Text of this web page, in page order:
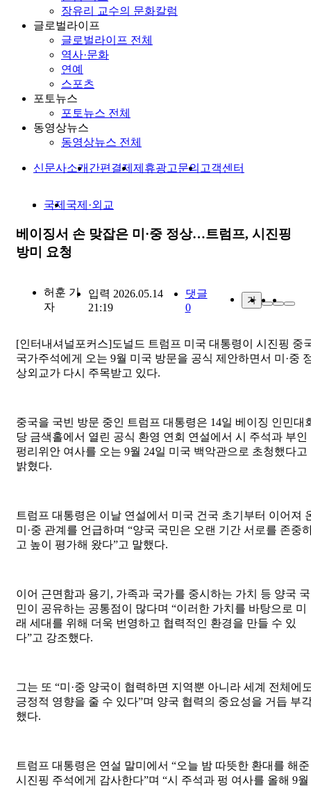
장유리 교수의 문화칼럼
글로벌라이프
글로벌라이프 전체
역사·문화
연예
스포츠
포토뉴스
포토뉴스 전체
동영상뉴스
동영상뉴스 전체
신문사소개 간편결제 제휴광고문의 고객센터
국제 국제·외교
베이징서 손 맞잡은 미·중 정상…트럼프, 시진핑
방미 요청
허훈 기
자
입력 2026.05.14
21:19
댓글
0
가
[인터내셔널포커스]도널드 트럼프 미국 대통령이 시진핑 중
국가주석에게 오는 9월 미국 방문을 공식 제안하면서 미·중
상외교가 다시 주목받고 있다.
중국을 국빈 방문 중인 트럼프 대통령은 14일 베이징 인민대
당 금색홀에서 열린 공식 환영 연회 연설에서 시 주석과 부인
펑리위안 여사를 오는 9월 24일 미국 백악관으로 초청했다고
밝혔다.
트럼프 대통령은 이날 연설에서 미국 건국 초기부터 이어져
미·중 관계를 언급하며 “양국 국민은 오랜 기간 서로를 존중
고 높이 평가해 왔다”고 말했다.
이어 근면함과 용기, 가족과 국가를 중시하는 가치 등 양국 국
민이 공유하는 공통점이 많다며 “이러한 가치를 바탕으로 미
래 세대를 위해 더욱 번영하고 협력적인 환경을 만들 수 있
다”고 강조했다.
그는 또 “미·중 양국이 협력하면 지역뿐 아니라 세계 전체에
긍정적 영향을 줄 수 있다”며 양국 협력의 중요성을 거듭 부
했다.
트럼프 대통령은 연설 말미에서 “오늘 밤 따뜻한 환대를 해준
시진핑 주석에게 감사한다”며 “시 주석과 펑 여사를 올해 9월